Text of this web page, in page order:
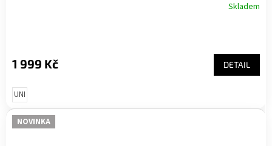
Skladem
1 999 Kč DETAIL
UNI
NOVINKA